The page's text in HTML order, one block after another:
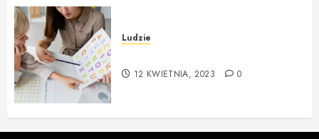
Ludzie
12 KWIETNIA, 2023 0